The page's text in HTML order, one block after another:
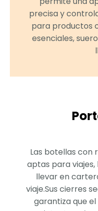
personalizados.
05
Producción en
con estricto
calidad.
precisa y
para productos
esenciales,
Las botellas con
aptas para viajes,
llevar en
viaje.Sus cierres
garantiza que